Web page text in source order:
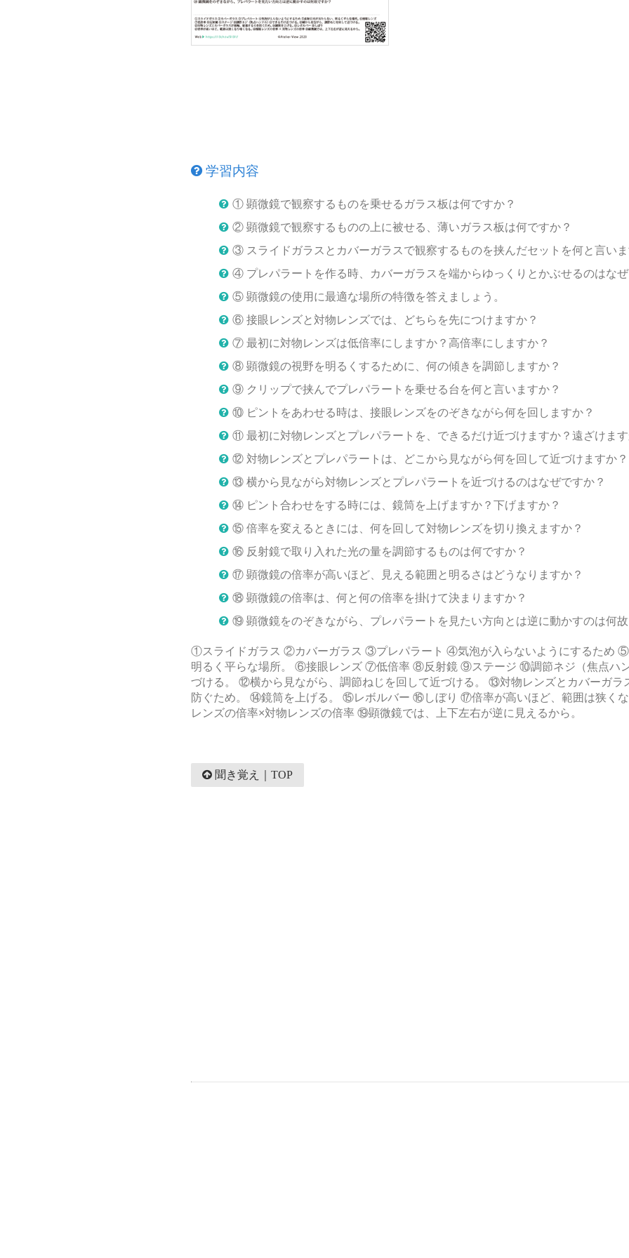
学習内容
① 顕微鏡で観察するものを乗せるガラス板は何ですか？
② 顕微鏡で観察するものの上に被せる、薄いガラス板は何ですか？
③ スライドガラスとカバーガラスで観察するものを挟んだセットを何と言いま
④ プレパラートを作る時、カバーガラスを端からゆっくりとかぶせるのはなぜ
⑤ 顕微鏡の使用に最適な場所の特徴を答えましょう。
⑥ 接眼レンズと対物レンズでは、どちらを先につけますか？
⑦ 最初に対物レンズは低倍率にしますか？高倍率にしますか？
⑧ 顕微鏡の視野を明るくするために、何の傾きを調節しますか？
⑨ クリップで挟んでプレパラートを乗せる台を何と言いますか？
⑩ ピントをあわせる時は、接眼レンズをのぞきながら何を回しますか？
⑪ 最初に対物レンズとプレパラートを、できるだけ近づけますか？遠ざけます
⑫ 対物レンズとプレパラートは、どこから見ながら何を回して近づけますか？
⑬ 横から見ながら対物レンズとプレパラートを近づけるのはなぜですか？
⑭ ピント合わせをする時には、鏡筒を上げますか？下げますか？
⑮ 倍率を変えるときには、何を回して対物レンズを切り換えますか？
⑯ 反射鏡で取り入れた光の量を調節するものは何ですか？
⑰ 顕微鏡の倍率が高いほど、見える範囲と明るさはどうなりますか？
⑱ 顕微鏡の倍率は、何と何の倍率を掛けて決まりますか？
⑲ 顕微鏡をのぞきながら、プレパラートを見たい方向とは逆に動かすのは何故
①スライドガラス ②カバーガラス ③プレパラート ④気泡が入らないようにするため ⑤
明るく平らな場所。 ⑥接眼レンズ ⑦低倍率 ⑧反射鏡 ⑨ステージ ⑩調節ネジ（焦点ハ
づける。 ⑫横から見ながら、調節ねじを回して近づける。 ⑬対物レンズとカバーガラ
防ぐため。 ⑭鏡筒を上げる。 ⑮レボルバー ⑯しぼり ⑰倍率が高いほど、範囲は狭く
レンズの倍率×対物レンズの倍率 ⑲顕微鏡では、上下左右が逆に見えるから。
聞き覚え｜TOP